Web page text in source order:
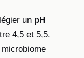
un pH
4,5 et 5,5.